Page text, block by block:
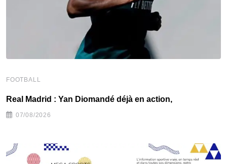
FOOTBALL
Real Madrid : Yan Diomandé déjà en action,
07/08/2026